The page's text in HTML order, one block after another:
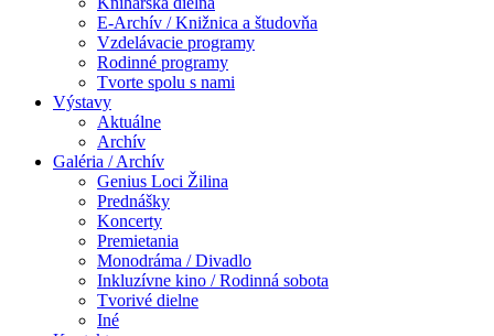
E-Archív / Knižnica a študovňa
Vzdelávacie programy
Rodinné programy
Tvorte spolu s nami
Výstavy
Aktuálne
Archív
Galéria / Archív
Genius Loci Žilina
Prednášky
Koncerty
Premietania
Monodráma / Divadlo
Inkluzívne kino / Rodinná sobota
Tvorivé dielne
Iné